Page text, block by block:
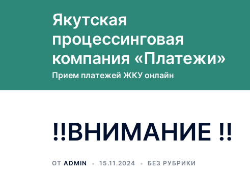
Якутская
процессинговая
компания «Платежи»
Прием платежей ЖКУ онлайн
‼️ВНИМАНИЕ ‼️
ОТ ADMIN 15.11.2024 БЕЗ РУБРИКИ